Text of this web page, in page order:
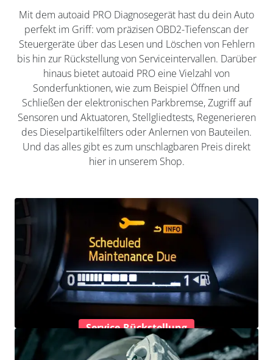
Mit dem autoaid PRO Diagnosegerät hast du dein Auto
perfekt im Griff: vom präzisen OBD2-Tiefenscan der
Steuergeräte über das Lesen und Löschen von Fehlern
bis hin zur Rückstellung von Serviceintervallen. Darüber
hinaus bietet autoaid PRO eine Vielzahl von
Sonderfunktionen, wie zum Beispiel Öffnen und
Schließen der elektronischen Parkbremse, Zugriff auf
Sensoren und Aktuatoren, Stellgliedtests, Regenerieren
des Dieselpartikelfilters oder Anlernen von Bauteilen.
Und das alles gibt es zum unschlagbaren Preis direkt
hier in unserem Shop.
Service-Rückstellung